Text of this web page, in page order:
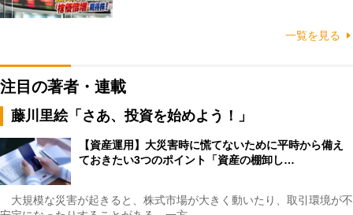
一覧を見る
注目の著者・連載
藤川里絵「さあ、投資を始めよう！」
【資産運用】大災害時に慌てないために平時から備え
ておきたい3つのポイント「資産の棚卸し…
大規模な災害が起きると、株式市場が大きく動いたり、取引環境が不